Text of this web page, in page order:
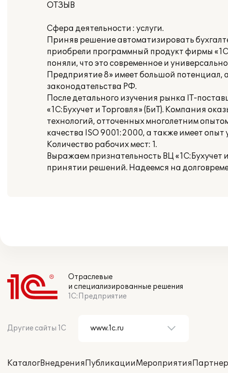
ОТЗЫВ
Сфера деятельности : услуги.
Приняв решение автоматизировать
приобрели программный продукт фирмы
поняли, что это современное и
Предприятие 8» имеет большой потенциал,
законодательства РФ.
После детального изучения рынка IT-
«1С:Бухучет и Торговля» (БиТ). Компания
технологий, отточенных многолетним
качества ISO 9001:2000, а также имеет
Количество рабочих мест: 1.
Выражаем признательность ВЦ «1С:Бухучет
принятии решений. Надеемся на
Отраслевые
и специализированные решения
1С:Предприятие
Другие сайты 1С
КаталогВнедренияПубликацииМероприятия